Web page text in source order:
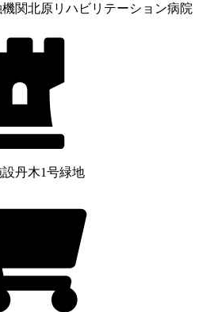
関北原リハビリテーション病院
丹木1号緑地